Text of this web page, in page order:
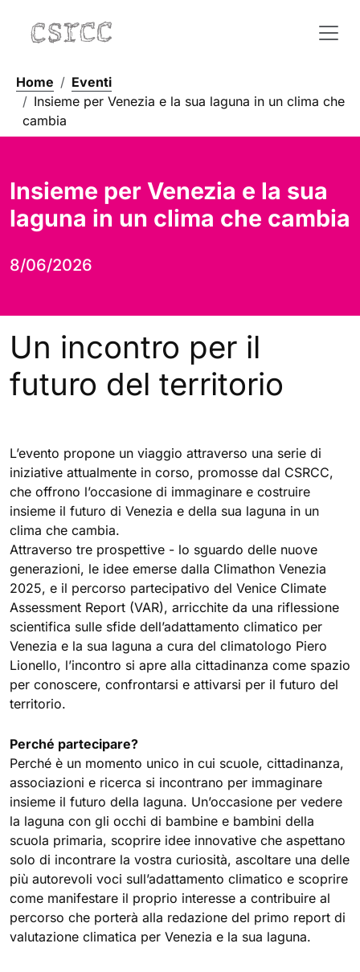
Home
Eventi
Insieme per Venezia e la sua laguna in un clima che
cambia
Insieme per Venezia e la sua
laguna in un clima che cambia
8/06/2026
Un incontro per il
futuro del territorio
L’evento propone un viaggio attraverso una serie di
iniziative attualmente in corso, promosse dal CSRCC,
che offrono l’occasione di immaginare e costruire
insieme il futuro di Venezia e della sua laguna in un
clima che cambia.
Attraverso tre prospettive - lo sguardo delle nuove
generazioni, le idee emerse dalla Climathon Venezia
2025, e il percorso partecipativo del Venice Climate
Assessment Report (VAR), arricchite da una riflessione
scientifica sulle sfide dell’adattamento climatico per
Venezia e la sua laguna a cura del climatologo Piero
Lionello, l’incontro si apre alla cittadinanza come spazio
per conoscere, confrontarsi e attivarsi per il futuro del
territorio.
Perché partecipare?
Perché è un momento unico in cui scuole, cittadinanza,
associazioni e ricerca si incontrano per immaginare
insieme il futuro della laguna. Un’occasione per vedere
la laguna con gli occhi di bambine e bambini della
scuola primaria, scoprire idee innovative che aspettano
solo di incontrare la vostra curiosità, ascoltare una delle
più autorevoli voci sull’adattamento climatico e scoprire
come manifestare il proprio interesse a contribuire al
percorso che porterà alla redazione del primo report di
valutazione climatica per Venezia e la sua laguna.